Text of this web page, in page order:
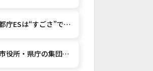
🎥〈都庁ESは“すごさ”ではなく“使える人材か”で通る！【経験者採用】〉
🎥〈市役所・県庁の集団面接は何を見られている？-完全攻略！-〉